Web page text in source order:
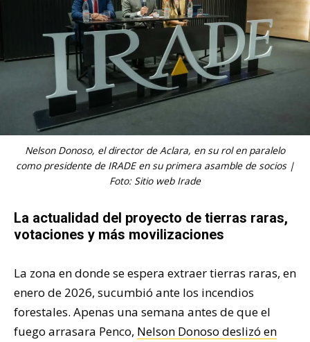
Nelson Donoso, el director de Aclara, en su rol en paralelo
como presidente de IRADE en su primera asamble de socios |
Foto: Sitio web Irade
La actualidad del proyecto de tierras raras,
votaciones y más movilizaciones
La zona en donde se espera extraer tierras raras, en
enero de 2026, sucumbió ante los incendios
forestales. Apenas una semana antes de que el
fuego arrasara Penco, Nelson Donoso deslizó en